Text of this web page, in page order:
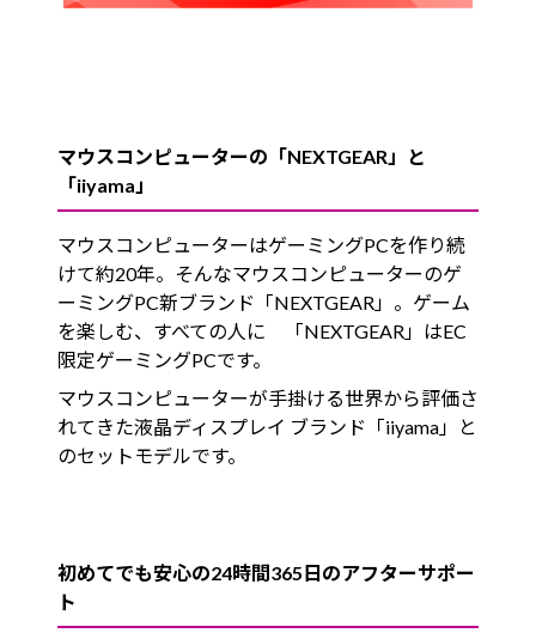
マウスコンピューターの「NEXTGEAR」と
「iiyama」
マウスコンピューターはゲーミングPCを作り続
けて約20年。そんなマウスコンピューターのゲ
ーミングPC新ブランド「NEXTGEAR」。ゲーム
を楽しむ、すべての人に 「NEXTGEAR」はEC
限定ゲーミングPCです。
マウスコンピューターが手掛ける世界から評価さ
れてきた液晶ディスプレイ ブランド「iiyama」と
のセットモデルです。
初めてでも安心の24時間365日のアフターサポー
ト